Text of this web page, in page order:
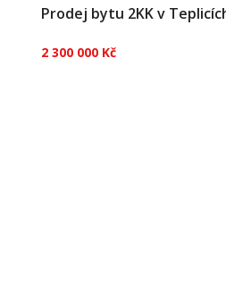
Prodej bytu 2KK v
2 300 000 Kč